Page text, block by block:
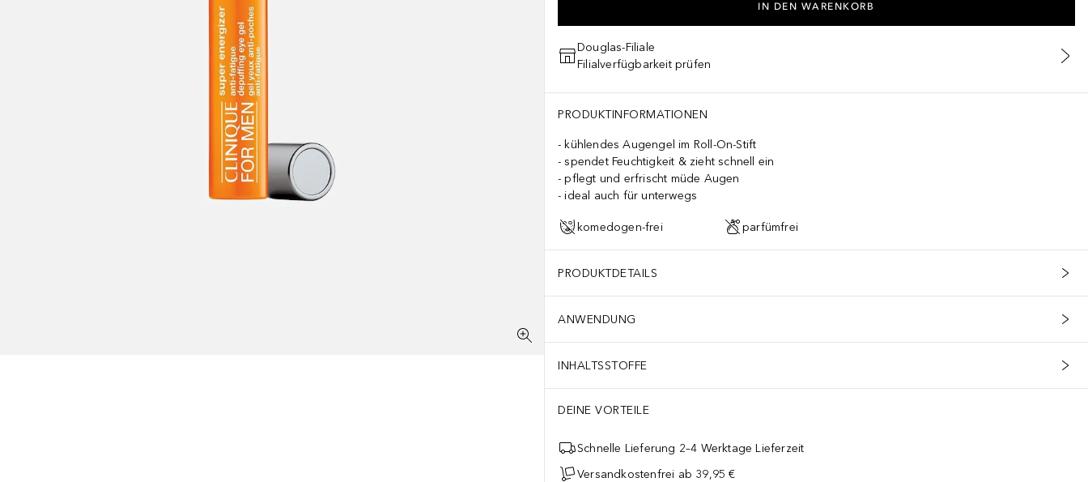
IN DEN WARENKORB
Douglas-Filiale
Filialverfügbarkeit prüfen
PRODUKTINFORMATIONEN
kühlendes Augengel im Roll-On-Stift
spendet Feuchtigkeit & zieht schnell ein
pflegt und erfrischt müde Augen
ideal auch für unterwegs
komedogen-frei parfümfrei
PRODUKTDETAILS
ANWENDUNG
INHALTSSTOFFE
DEINE VORTEILE
Schnelle Lieferung 2–4 Werktage Lieferzeit
Versandkostenfrei ab 39,95 €